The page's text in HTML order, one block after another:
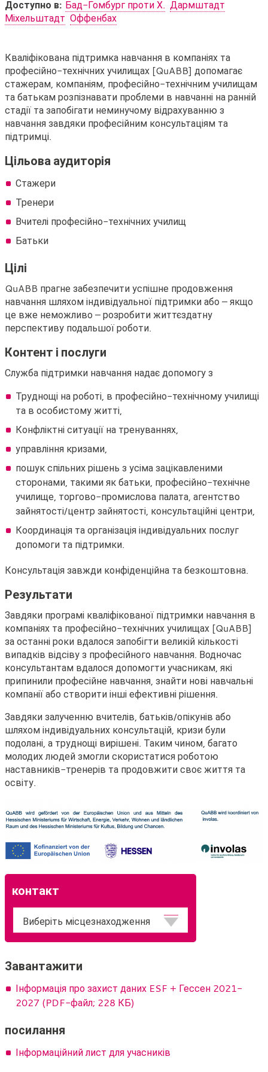
Доступно в: Бад-Гомбург проти Х. Дармштадт
Міхельштадт Оффенбах
Кваліфікована
підтримка
навчання
в
компанії
та
професійно-
технічному
училищі
-
QuABB
Кваліфікована підтримка навчання в компаніях та
професійно-технічних училищах [QuABB] допомагає
стажерам, компаніям, професійно-технічним училищам
та батькам розпізнавати проблеми в навчанні на ранній
стадії та запобігати неминучому відрахуванню з
навчання завдяки професійним консультаціям та
підтримці.
Цільова аудиторія
Стажери
Тренери
Вчителі професійно-технічних училищ
Батьки
Цілі
QuABB прагне забезпечити успішне продовження
навчання шляхом індивідуальної підтримки або – якщо
це вже неможливо – розробити життєздатну
перспективу подальшої роботи.
Контент і послуги
Служба підтримки навчання надає допомогу з
Труднощі на роботі, в професійно-технічному училищі
та в особистому житті,
Конфліктні ситуації на тренуваннях,
управління кризами,
пошук спільних рішень з усіма зацікавленими
сторонами, такими як батьки, професійно-технічне
училище, торгово-промислова палата, агентство
зайнятості/центр зайнятості, консультаційні центри,
Координація та організація індивідуальних послуг
допомоги та підтримки.
Консультація завжди конфіденційна та безкоштовна.
Результати
Завдяки програмі кваліфікованої підтримки навчання в
компаніях та професійно-технічних училищах [QuABB]
за останні роки вдалося запобігти великій кількості
випадків відсіву з професійного навчання. Водночас
консультантам вдалося допомогти учасникам, які
припинили професійне навчання, знайти нові навчальні
компанії або створити інші ефективні рішення.
Завдяки залученню вчителів, батьків/опікунів або
шляхом індивідуальних консультацій, кризи були
подолані, а труднощі вирішені. Таким чином, багато
молодих людей змогли скористатися роботою
наставників-тренерів та продовжити своє життя та
освіту.
контакт
Розташування
Завантажити
Інформація про захист даних ESF + Гессен 2021-
2027 (PDF-файл; 228 КБ)
посилання
Інформаційний лист для учасників